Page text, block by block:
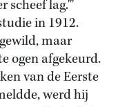
scheef lag.'''
in 1912.
maar
ogen afgekeurd.
van de Eerste
werd hij